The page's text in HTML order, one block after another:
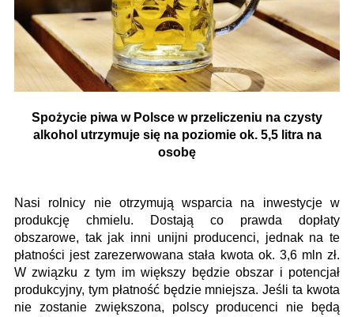
Spożycie piwa w Polsce w przeliczeniu na czysty
alkohol utrzymuje się na poziomie ok. 5,5 litra na
osobę
Nasi rolnicy nie otrzymują wsparcia na inwestycje w
produkcję chmielu. Dostają co prawda dopłaty
obszarowe, tak jak inni unijni producenci, jednak na te
płatności jest zarezerwowana stała kwota ok. 3,6 mln zł.
W związku z tym im większy będzie obszar i potencjał
produkcyjny, tym płatność będzie mniejsza. Jeśli ta kwota
nie zostanie zwiększona, polscy producenci nie będą